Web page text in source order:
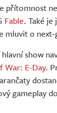
přítomnost
Fable. Také
mluvit o
show
War: E-Day.
gameplay